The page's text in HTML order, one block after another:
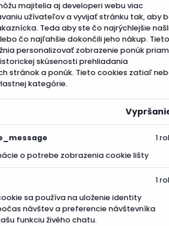
majitelia aj developeri webu viac
užívateľov a vyvijať stránku tak, aby
Teda aby ste čo najrýchlejšie
čo najľahšie dokončili jeho nákup. Tieto
personalizovať zobrazenie ponúk
skúsenosti prehliadania
stránok a ponúk. Tieto cookies zatiaľ
kategórie.
o potrebe zobrazenia cookie lišty
1
sa používa na uloženie identity
návštev a preferencie návštevníka
funkciu živého chatu.
1